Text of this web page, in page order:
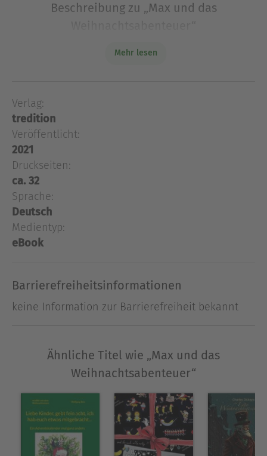
Beschreibung zu „Max und das
Das etwas andere Weihnachtsmärchen: Eine
Geschichte über die Freundschaft. Für junge und
jung gebliebene Leser, zum Vor- und Selberlesen.
Mehr lesen
Verlag:
tredition
Veröffentlicht:
2021
Druckseiten:
ca. 32
Sprache:
Deutsch
Medientyp:
eBook
Barrierefreiheitsinformationen
keine Information zur Barrierefreiheit bekannt
Ähnliche Titel wie „Max und das
Weihnachtsabenteuer“